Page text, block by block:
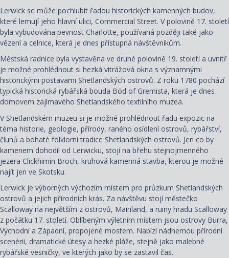
Lerwick se může pochlubit řadou historických kamenných budov,
které lemují jeho hlavní ulici, Commercial Street. V polovině 17. století
byla vybudována pevnost Charlotte, používaná později také jako
vězení a celnice, která je dnes přístupná návštěvníkům.
Městská radnice byla vystavěna ve druhé polovině 19. století a uvnitř
je možné prohlédnout si hezká vitrážová okna s významnými
historickými postavami Shetlandských ostrovů. Z roku 1780 pochází
typická historická rybářská bouda Böd of Gremista, která je dnes
domovem zajímavého Shetlandského textilního muzea.
V Shetlandském muzeu si je možné prohlédnout řadu expozic na
téma historie, geologie, přírody, raného osídlení ostrovů, rybářství,
člunů a bohaté folklorní tradice Shetlandských ostrovů. Jen co by
kamenem dohodil od Lerwicku, stojí na břehu stejnojmenného
jezera Clickhimin Broch, kruhová kamenná stavba, kterou je možné
najít jen ve Skotsku.
Lerwick je výborných výchozím místem pro průzkum Shetlandských
ostrovů a jejich přírodních krás. Za návštěvu stojí městečko
Scalloway na největším z ostrovů, Mainland, a ruiny hradu Scalloway
z počátku 17. století. Oblíbeným výletním místem jsou ostrovy Burra,
Východní a Západní, propojené mostem. Nabízí nádhernou přírodní
scenérii, dramatické útesy a hezké pláže, stejně jako malebné
rybářské vesničky, ve kterých jako by se zastavil čas.